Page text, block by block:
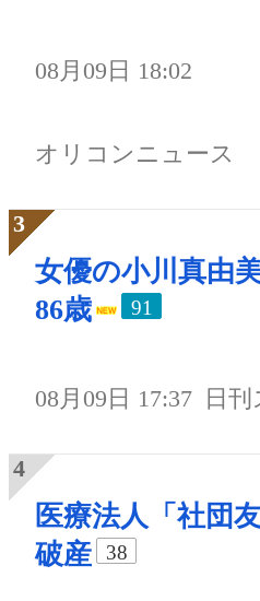
08月09日 18:02
オリコンニュース
女優の小川真由
86歳
91
08月09日 17:37 日
医療法人「社団
破産
38